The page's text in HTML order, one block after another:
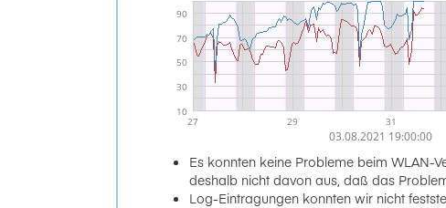
Es konnten keine Probleme beim WLAN-
deshalb nicht davon aus, daß das
Log-Eintragungen konnten wir nicht